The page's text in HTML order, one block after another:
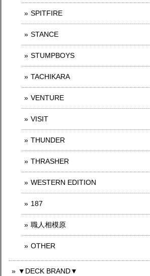
SPITFIRE
STANCE
STUMPBOYS
TACHIKARA
VENTURE
VISIT
THUNDER
THRASHER
WESTERN EDITION
187
職人相模原
OTHER
▼DECK BRAND▼